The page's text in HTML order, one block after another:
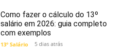
Como fazer o cálculo do 13º
salário em 2026: guia completo
com exemplos
13º Salário 5 dias atrás